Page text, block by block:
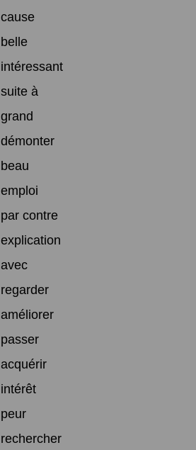
cause
belle
intéressant
suite à
grand
démonter
beau
emploi
par contre
explication
avec
regarder
améliorer
passer
acquérir
intérêt
peur
rechercher